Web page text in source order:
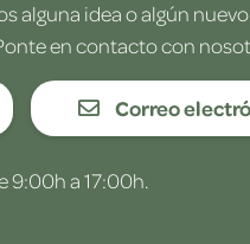
alguna idea o algún
en contacto con
Correo
9:00h a 17:00h.